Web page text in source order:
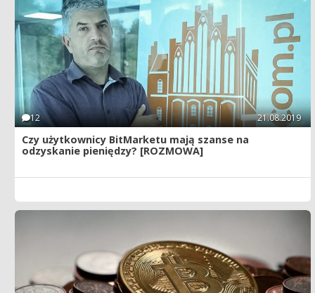
12 21.08.2019
Czy użytkownicy BitMarketu mają szanse na
odzyskanie pieniędzy? [ROZMOWA]